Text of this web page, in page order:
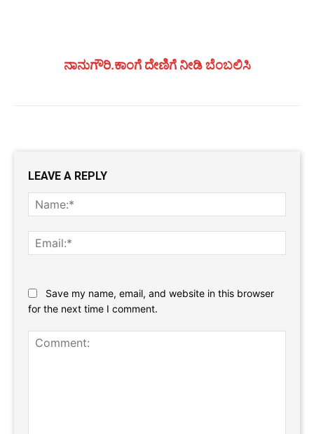
ನಾನುಗೌರಿ.ಕಾಂಗೆ ದೇಣಿಗೆ ನೀಡಿ ಬೆಂಬಲಿಸಿ
LEAVE A REPLY
Save my name, email, and website in this browser
for the next time I comment.